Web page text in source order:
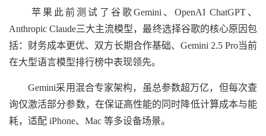
苹果此前测试了谷歌Gemini、OpenAI ChatGPT、
Anthropic Claude三大主流模型，最终选择谷歌的核心原因包
括：财务成本更优、双方长期合作基础、Gemini 2.5 Pro当前
在大型语言模型排行榜中表现领先。
Gemini采用混合专家架构，虽总参数超万亿，但每次查
询仅激活部分参数，在保证高性能的同时降低计算成本与能
耗，适配 iPhone、Mac 等多设备场景。